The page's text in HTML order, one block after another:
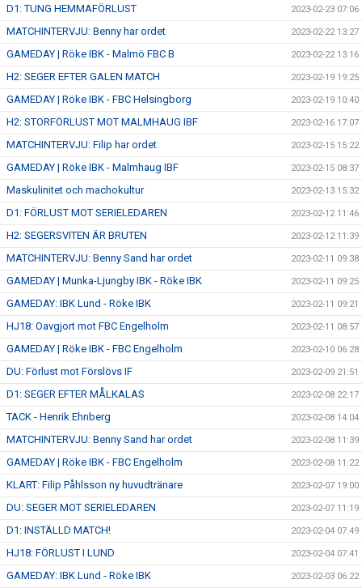
D1: TUNG HEMMAFÖRLUST 2023-02-23 07:06
MATCHINTERVJU: Benny har ordet 2023-02-22 13:27
GAMEDAY | Röke IBK - Malmö FBC B 2023-02-22 13:16
H2: SEGER EFTER GALEN MATCH 2023-02-19 19:25
GAMEDAY | Röke IBK - FBC Helsingborg 2023-02-19 10:40
H2: STORFÖRLUST MOT MALMHAUG IBF 2023-02-16 17:07
MATCHINTERVJU: Filip har ordet 2023-02-15 15:22
GAMEDAY | Röke IBK - Malmhaug IBF 2023-02-15 08:37
Maskulinitet och machokultur 2023-02-13 15:32
D1: FÖRLUST MOT SERIELEDAREN 2023-02-12 11:46
H2: SEGERSVITEN ÄR BRUTEN 2023-02-12 11:39
MATCHINTERVJU: Benny Sand har ordet 2023-02-11 09:38
GAMEDAY | Munka-Ljungby IBK - Röke IBK 2023-02-11 09:25
GAMEDAY: IBK Lund - Röke IBK 2023-02-11 09:21
HJ18: Oavgjort mot FBC Engelholm 2023-02-11 08:57
GAMEDAY | Röke IBK - FBC Engelholm 2023-02-10 06:28
DU: Förlust mot Förslövs IF 2023-02-09 21:51
D1: SEGER EFTER MÅLKALAS 2023-02-08 22:17
TACK - Henrik Ehnberg 2023-02-08 14:04
MATCHINTERVJU: Benny Sand har ordet 2023-02-08 11:39
GAMEDAY | Röke IBK - FBC Engelholm 2023-02-08 11:22
KLART: Filip Påhlsson ny huvudtränare 2023-02-07 19:00
DU: SEGER MOT SERIELEDAREN 2023-02-07 11:19
D1: INSTÄLLD MATCH! 2023-02-04 07:49
HJ18: FÖRLUST I LUND 2023-02-04 07:41
GAMEDAY: IBK Lund - Röke IBK 2023-02-03 06:22